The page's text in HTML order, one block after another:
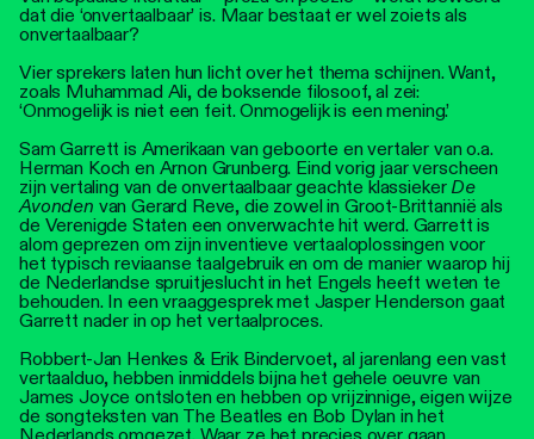
dat die ‘onvertaalbaar’ is. Maar bestaat er wel zoiets als
onvertaalbaar?
Vier sprekers laten hun licht over het thema schijnen. Want,
zoals Muhammad Ali, de boksende filosoof, al zei:
‘Onmogelijk is niet een feit. Onmogelijk is een mening.’
Sam Garrett is Amerikaan van geboorte en vertaler van o.a.
Herman Koch en Arnon Grunberg. Eind vorig jaar verscheen
zijn vertaling van de onvertaalbaar geachte klassieker De
Avonden van Gerard Reve, die zowel in Groot-Brittannië als
de Verenigde Staten een onverwachte hit werd. Garrett is
alom geprezen om zijn inventieve vertaaloplossingen voor
het typisch reviaanse taalgebruik en om de manier waarop hij
de Nederlandse spruitjeslucht in het Engels heeft weten te
behouden. In een vraaggesprek met Jasper Henderson gaat
Garrett nader in op het vertaalproces.
Robbert-Jan Henkes & Erik Bindervoet, al jarenlang een vast
vertaalduo, hebben inmiddels bijna het gehele oeuvre van
James Joyce ontsloten en hebben op vrijzinnige, eigen wijze
de songteksten van The Beatles en Bob Dylan in het